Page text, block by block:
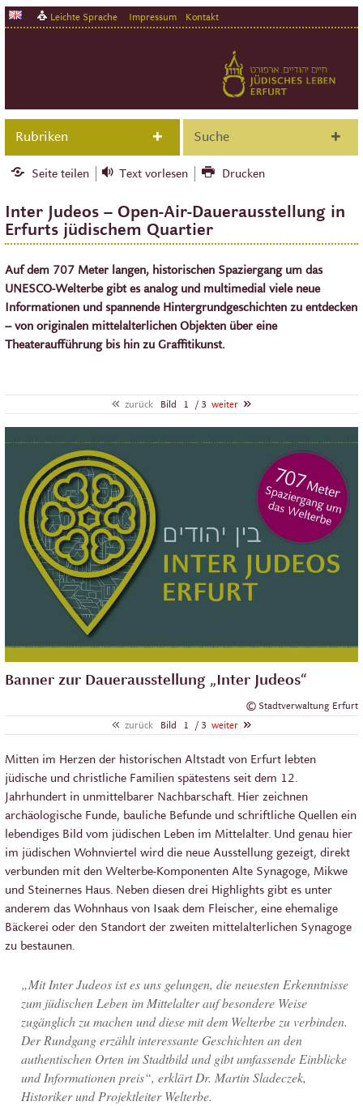
Leichte Sprache Impressum Kontakt
Rubriken Suche
Seite teilen Text vorlesen Drucken
Inter Judeos – Open-Air-Dauerausstellung in
Erfurts jüdischem Quartier
Auf dem 707 Meter langen, historischen Spaziergang um das
UNESCO-Welterbe gibt es analog und multimedial viele neue
Informationen und spannende Hintergrundgeschichten zu entdecken
– von originalen mittelalterlichen Objekten über eine
Theateraufführung bis hin zu Graffitikunst.
zurück Bild 1 / 3 weiter
Banner zur Dauerausstellung „Inter Judeos“
© Stadtverwaltung Erfurt
zurück
Bild 1 / 3 weiter
Mitten im Herzen der historischen Altstadt von Erfurt lebten
jüdische und christliche Familien spätestens seit dem 12.
Jahrhundert in unmittelbarer Nachbarschaft. Hier zeichnen
archäologische Funde, bauliche Befunde und schriftliche Quellen ein
lebendiges Bild vom jüdischen Leben im Mittelalter. Und genau hier
im jüdischen Wohnviertel wird die neue Ausstellung gezeigt, direkt
verbunden mit den Welterbe-Komponenten Alte Synagoge, Mikwe
und Steinernes Haus. Neben diesen drei Highlights gibt es unter
anderem das Wohnhaus von Isaak dem Fleischer, eine ehemalige
Bäckerei oder den Standort der zweiten mittelalterlichen Synagoge
zu bestaunen.
„Mit Inter Judeos ist es uns gelungen, die neuesten Erkenntnisse
zum jüdischen Leben im Mittelalter auf besondere Weise
zugänglich zu machen und diese mit dem Welterbe zu verbinden.
Der Rundgang erzählt interessante Geschichten an den
authentischen Orten im Stadtbild und gibt umfassende Einblicke
und Informationen preis“, erklärt Dr. Martin Sladeczek,
Historiker und Projektleiter Welterbe.